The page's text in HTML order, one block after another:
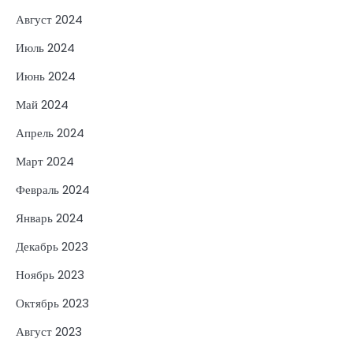
Август 2024
Июль 2024
Июнь 2024
Май 2024
Апрель 2024
Март 2024
Февраль 2024
Январь 2024
Декабрь 2023
Ноябрь 2023
Октябрь 2023
Август 2023